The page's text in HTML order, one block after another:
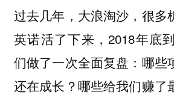
过去几年，大浪淘沙，很多
英诺活了下来，2018年底
们做了一次全面复盘：哪些
还在成长？哪些给我们赚了